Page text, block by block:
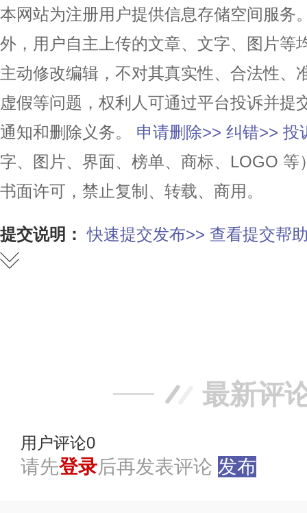
本网站为注册用户提供信息存储空间服务
外，用户自主上传的文章、文字、图片等
主动修改编辑，不对其真实性、合法性、
虚假等问题，权利人可通过平台投诉并提
通知和删除义务。
申请删除>> 纠错>> 投
字、图片、界面、榜单、商标、LOGO
书面许可，禁止复制、转载、商用。
提交说明： 快速提交发布>> 查看提交帮
最新评
用户评论0
请先登录后再发表评论 发布